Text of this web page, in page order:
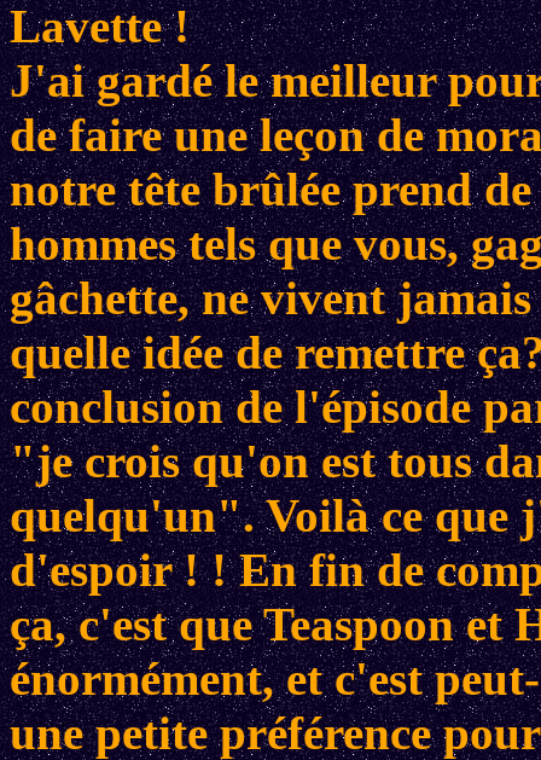
Lavette !
J'ai gardé le meilleur
de faire une leçon de
notre tête brûlée prend
hommes tels que vous,
gâchette, ne vivent
quelle idée de remettre
conclusion de l'épisode
"je crois qu'on est tous
quelqu'un". Voilà ce que
d'espoir ! ! En fin de
ça, c'est que Teaspoon et
énormément, et c'est
une petite préférence